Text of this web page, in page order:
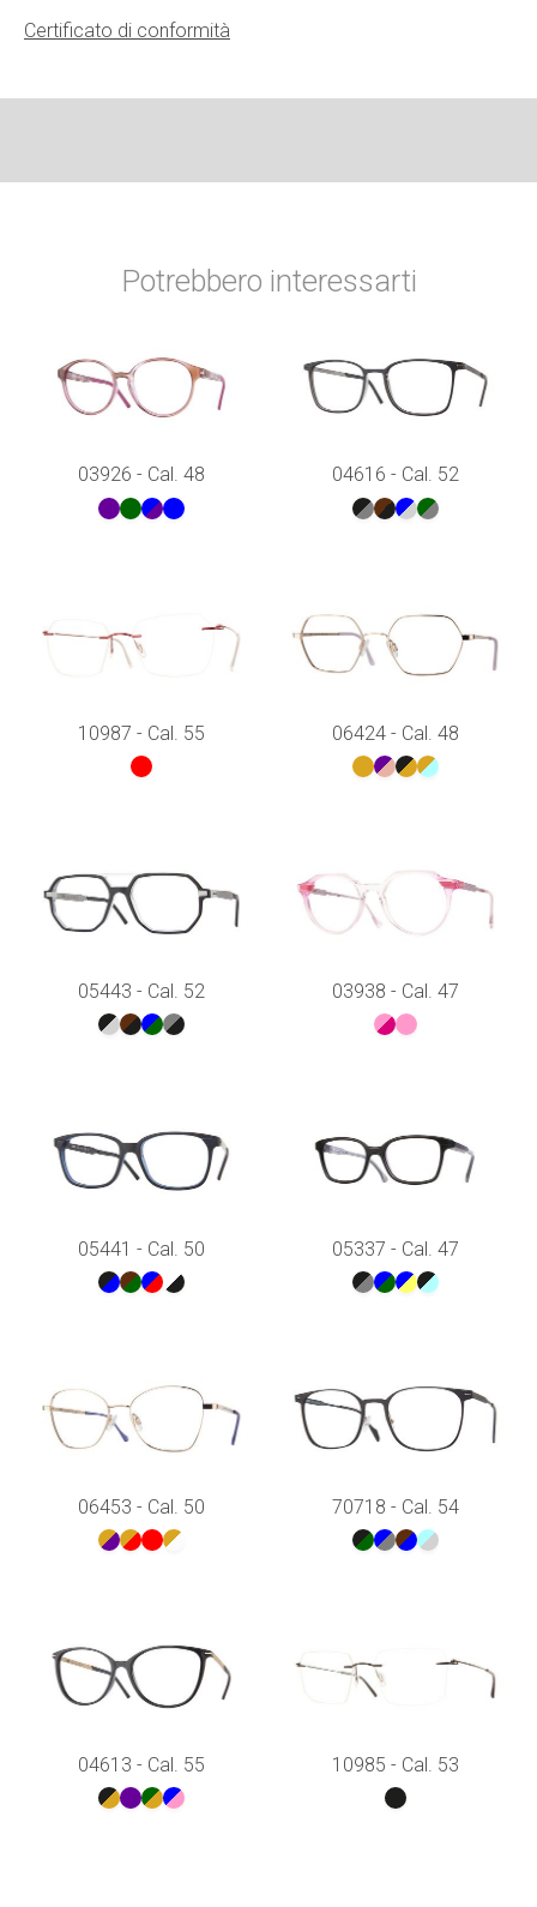
Certificato di conformità
Potrebbero interessarti
03926 - Cal. 48 04616 - Cal. 52
10987 - Cal. 55 06424 - Cal. 48
05443 - Cal. 52 03938 - Cal. 47
05441 - Cal. 50 05337 - Cal. 47
06453 - Cal. 50 70718 - Cal. 54
04613 - Cal. 55 10985 - Cal. 53